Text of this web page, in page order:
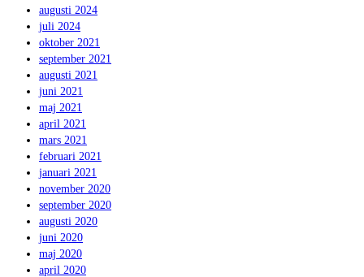
augusti 2024
juli 2024
oktober 2021
september 2021
augusti 2021
juni 2021
maj 2021
april 2021
mars 2021
februari 2021
januari 2021
november 2020
september 2020
augusti 2020
juni 2020
maj 2020
april 2020